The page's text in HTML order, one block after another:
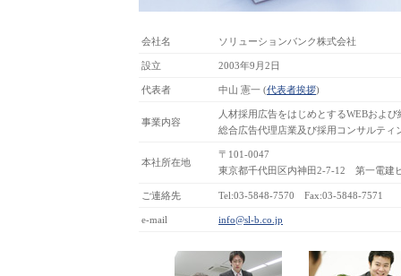
会社名 ソリューションバンク株式会社
設立 2003年9月2日
代表者 中山 憲一 (代表者挨拶)
事業内容
人材採用広告をはじめとするWEBおよび
総合広告代理店業及び採用コンサルティ
本社所在地
〒101-0047
東京都千代田区内神田2-7-12 第一電
ご連絡先 Tel:03-5848-7570 Fax:03-5848-7571
e-mail info@sl-b.co.jp